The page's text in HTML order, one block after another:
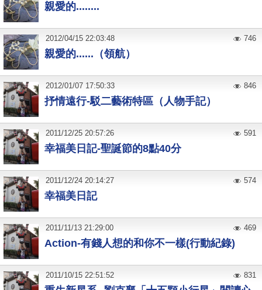
親愛的........
親愛的......（領航）
2012/04/15 22:03:48 746
抒情遠行-駁二藝術特區（人物手記）
2012/01/07 17:50:33 846
幸福美日記-聖誕節的8點40分
2011/12/25 20:57:26 591
幸福美日記
2011/12/24 20:14:27 574
Action-有錢人想的和你不一樣(行動紀錄)
2011/11/13 21:29:00 469
2011/10/15 22:51:52 831